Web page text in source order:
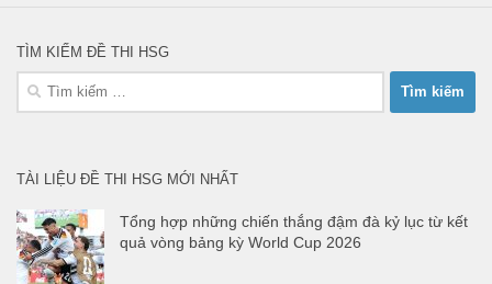
TÌM KIẾM ĐỀ THI HSG
Tìm
TÀI LIỆU ĐỀ THI HSG MỚI NHẤT
Tổng hợp những chiến thắng đậm đà kỷ lục từ kết
quả vòng bảng kỳ World Cup 2026